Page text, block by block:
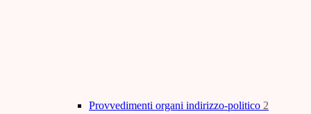
Provvedimenti organi indirizzo-politico 2